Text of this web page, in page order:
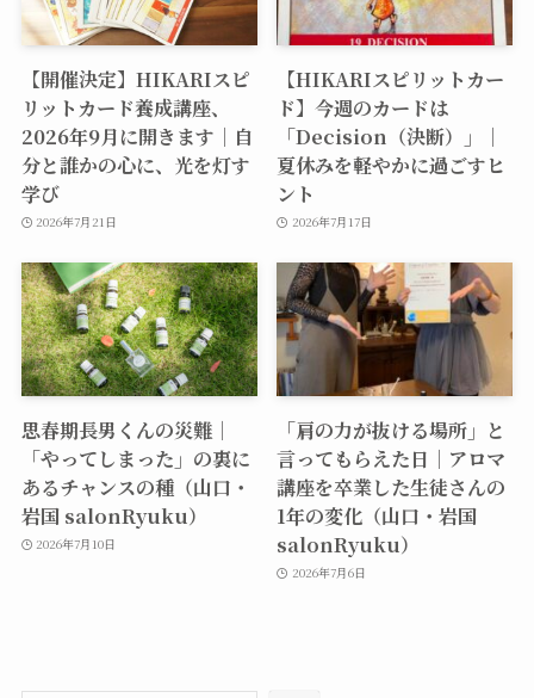
【開催決定】HIKARIスピ
リットカード養成講座、
2026年9月に開きます｜自
分と誰かの心に、光を灯す
学び
2026年7月21日
【HIKARIスピリットカー
ド】今週のカードは
「Decision（決断）」｜
夏休みを軽やかに過ごすヒ
ント
2026年7月17日
思春期長男くんの災難｜
「やってしまった」の裏に
あるチャンスの種（山口・
岩国 salonRyuku）
2026年7月10日
「肩の力が抜ける場所」と
言ってもらえた日｜アロマ
講座を卒業した生徒さんの
1年の変化（山口・岩国
salonRyuku）
2026年7月6日